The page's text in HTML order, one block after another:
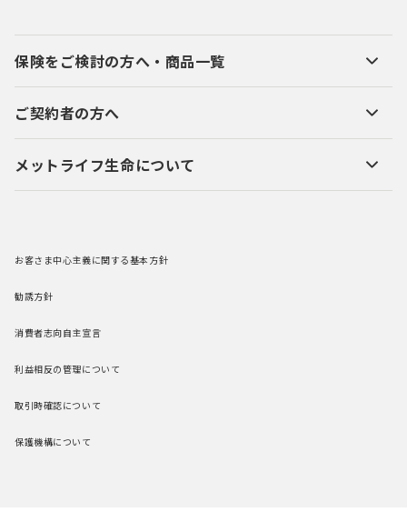
保険をご検討の方へ・商品一覧
ご契約者の方へ
メットライフ生命について
お客さま中心主義に関する基本方針
勧誘方針
消費者志向自主宣言
利益相反の管理について
取引時確認について
保護機構について